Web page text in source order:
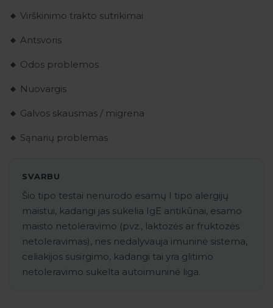
Virškinimo trakto sutrikimai
Antsvoris
Odos problemos
Nuovargis
Galvos skausmas / migrena
Sąnarių problemas
SVARBU
Šio tipo testai nenurodo esamų I tipo alergijų
maistui, kadangi jas sukelia IgE antikūnai, esamo
maisto netoleravimo (pvz., laktozės ar fruktozės
netoleravimas), nes nedalyvauja imuninė sistema,
celiakijos susirgimo, kadangi tai yra glitimo
netoleravimo sukelta autoimuninė liga.